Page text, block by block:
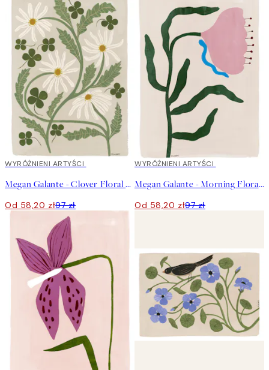
40%*
WYRÓŻNIENI ARTYŚCI
Megan Galante - Clover Floral Plakat
Od 58,20 zł97 zł
40%*
WYRÓŻNIENI ARTYŚCI
Megan Galante - Morning Floral Plakat
Od 58,20 zł97 zł